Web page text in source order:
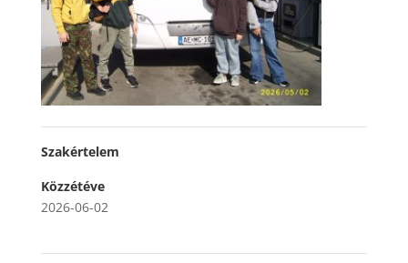
Szakértelem
Közzétéve
2026-06-02